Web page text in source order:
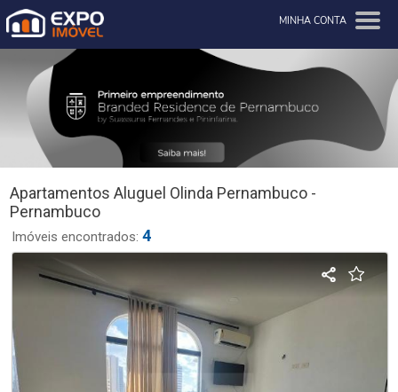
MINHA CONTA
Apartamentos Aluguel Olinda Pernambuco -
Pernambuco
Imóveis encontrados:4